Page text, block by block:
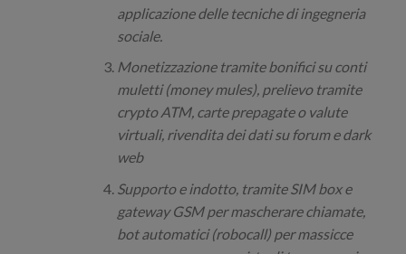
applicazione delle tecniche di ingegneria
sociale.
Monetizzazione tramite bonifici su conti
muletti (money mules), prelievo tramite
crypto ATM, carte prepagate o valute
virtuali, rivendita dei dati su forum e dark
web
Supporto e indotto, tramite SIM box e
gateway GSM per mascherare chiamate,
bot automatici (robocall) per massicce